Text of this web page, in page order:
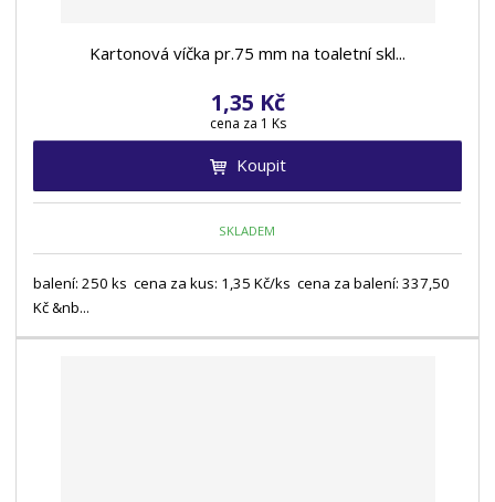
Kartonová víčka pr.75 mm na toaletní skl...
1,35 Kč
cena za 1 Ks
Koupit
SKLADEM
balení: 250 ks cena za kus: 1,35 Kč/ks cena za balení: 337,50
Kč &nb...